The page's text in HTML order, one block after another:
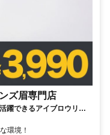
ズ眉専門店
躍できるアイブロウリス
な環境！